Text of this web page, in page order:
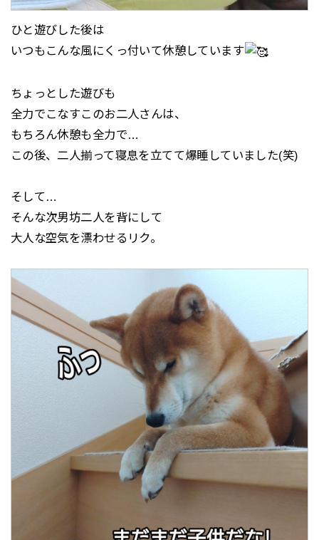
ひと遊びした後は
いつもこんな風にくっ付いて休憩しています
ちょっとした遊びも
全力でこなすこのお二人さんは、
もちろん休憩も全力で…
この後、二人揃って寝息を立てて爆睡していました(笑)
そして…
そんな次男坊二人を背にして
大人な空気を漂わせるリク。